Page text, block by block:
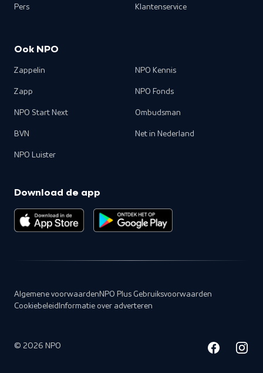
Pers Klantenservice
Ook NPO
Zappelin
Zapp
NPO Start Next
BVN
NPO Luister
NPO Kennis
NPO Fonds
Ombudsman
Net in Nederland
Download de app
Algemene voorwaarden NPO Plus Gebruiksvoorwaarden
Cookiebeleid Informatie over adverteren
© 2026 NPO